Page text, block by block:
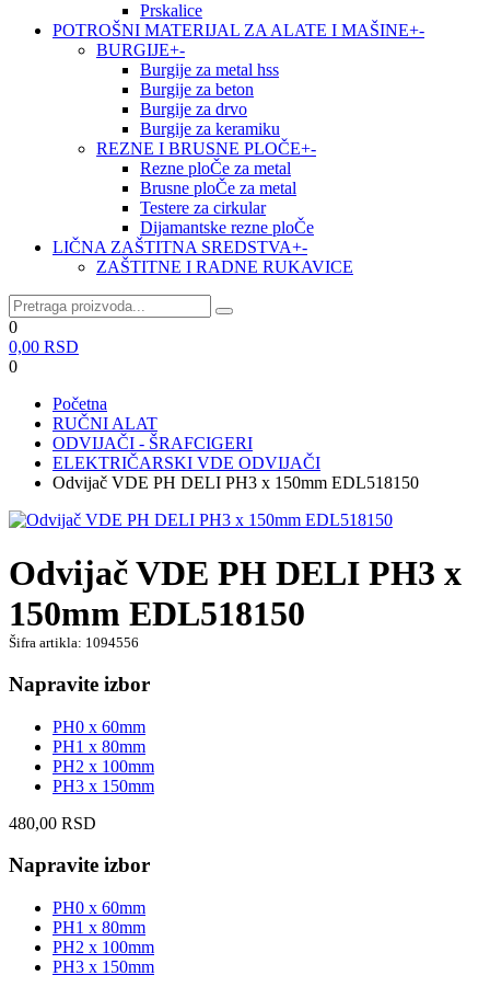
Prskalice
POTROŠNI MATERIJAL ZA ALATE I MAŠINE+-
BURGIJE+-
Burgije za metal hss
Burgije za beton
Burgije za drvo
Burgije za keramiku
REZNE I BRUSNE PLOČE+-
Rezne ploČe za metal
Brusne ploČe za metal
Testere za cirkular
Dijamantske rezne ploČe
LIČNA ZAŠTITNA SREDSTVA+-
ZAŠTITNE I RADNE RUKAVICE
0
0,00 RSD
0
Početna
RUČNI ALAT
ODVIJAČI - ŠRAFCIGERI
ELEKTRIČARSKI VDE ODVIJAČI
Odvijač VDE PH DELI PH3 x 150mm EDL518150
Odvijač VDE PH DELI PH3 x
150mm EDL518150
Šifra artikla: 1094556
Napravite izbor
PH0 x 60mm
PH1 x 80mm
PH2 x 100mm
PH3 x 150mm
480,00 RSD
Napravite izbor
PH0 x 60mm
PH1 x 80mm
PH2 x 100mm
PH3 x 150mm